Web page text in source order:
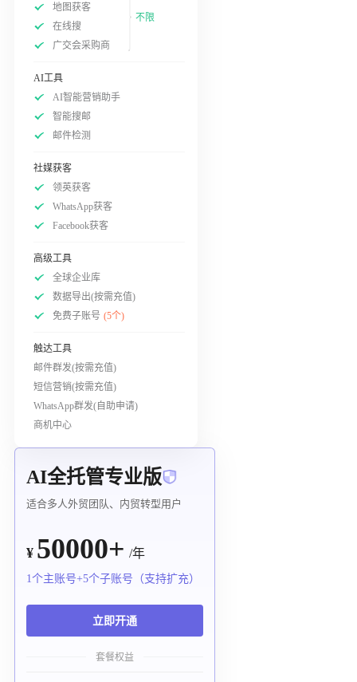
地图获客
在线搜
广交会采购商
不限
AI工具
AI智能营销助手
智能搜邮
邮件检测
社媒获客
领英获客
WhatsApp获客
Facebook获客
高级工具
全球企业库
数据导出(按需充值)
免费子账号 (5个)
触达工具
邮件群发(按需充值)
短信营销(按需充值)
WhatsApp群发(自助申请)
商机中心
AI全托管专业版
适合多人外贸团队、内贸转型用户
¥ 50000+ /年
1个主账号+5个子账号（支持扩充）
立即开通
套餐权益